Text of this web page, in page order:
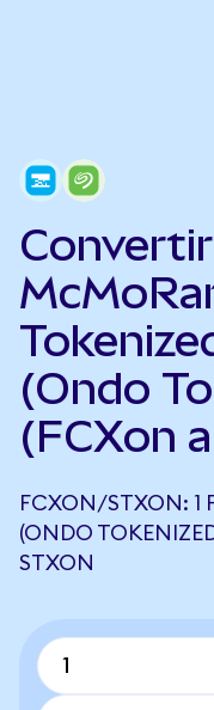
(Ondo
(FCXon
FCXON/STXON: 1
(ONDO
STXON